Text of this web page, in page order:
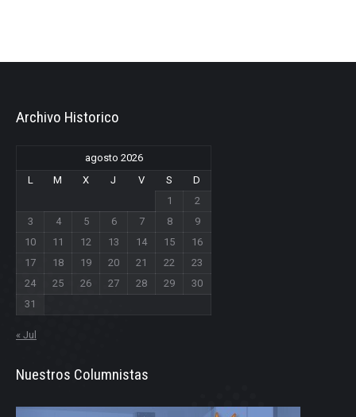
Archivo Historico
agosto 2026
L
M X J V S
D
1
2
3
4 5 6 7 8
9
10
11 12 13 14 15
16
17
18 19 20 21 22
23
24
25 26 27 28 29
30
31
« Jul
Nuestros Columnistas